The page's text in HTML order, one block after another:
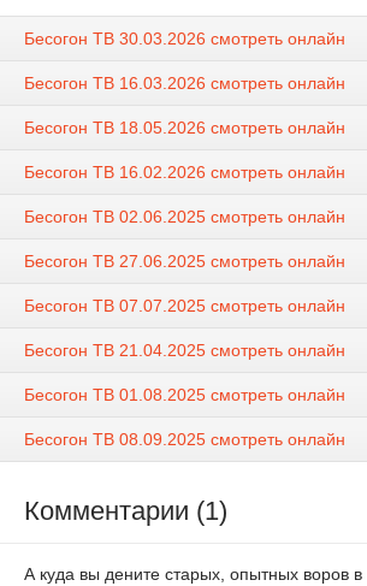
Бесогон ТВ 30.03.2026 смотреть онлайн
Бесогон ТВ 16.03.2026 смотреть онлайн
Бесогон ТВ 18.05.2026 смотреть онлайн
Бесогон ТВ 16.02.2026 смотреть онлайн
Бесогон ТВ 02.06.2025 смотреть онлайн
Бесогон ТВ 27.06.2025 смотреть онлайн
Бесогон ТВ 07.07.2025 смотреть онлайн
Бесогон ТВ 21.04.2025 смотреть онлайн
Бесогон ТВ 01.08.2025 смотреть онлайн
Бесогон ТВ 08.09.2025 смотреть онлайн
Комментарии (1)
А куда вы дените старых, опытных воров в